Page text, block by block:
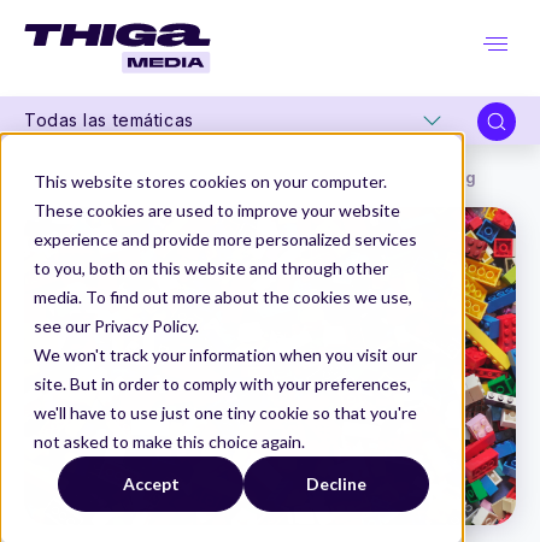
This website stores cookies on your computer.
These cookies are used to improve your website
experience and provide more personalized services
to you, both on this website and through other
media. To find out more about the cookies we use,
see our Privacy Policy.
We won't track your information when you visit our
site. But in order to comply with your preferences,
we'll have to use just one tiny cookie so that you're
not asked to make this choice again.
Accept Decline
Todas las temáticas
Thiga Media Product Ownership Prioriza tu backlog